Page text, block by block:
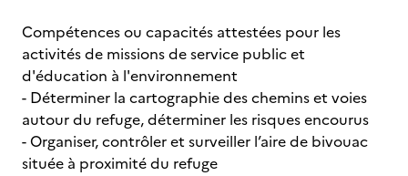
Compétences ou capacités attestées pour les
activités de missions de service public et
d'éducation à l'environnement
- Déterminer la cartographie des chemins et voies
autour du refuge, déterminer les risques encourus
- Organiser, contrôler et surveiller l’aire de bivouac
située à proximité du refuge